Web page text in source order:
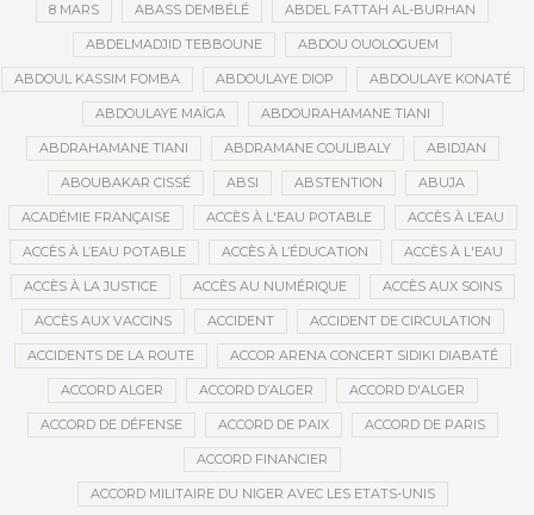
8 MARS ABASS DEMBÉLÉ ABDEL FATTAH AL-BURHAN
ABDELMADJID TEBBOUNE ABDOU OUOLOGUEM
ABDOUL KASSIM FOMBA ABDOULAYE DIOP ABDOULAYE KONATÉ
ABDOULAYE MAÏGA ABDOURAHAMANE TIANI
ABDRAHAMANE TIANI ABDRAMANE COULIBALY ABIDJAN
ABOUBAKAR CISSÉ ABSI ABSTENTION ABUJA
ACADÉMIE FRANÇAISE ACCÈS À L'EAU POTABLE ACCÈS À L’EAU
ACCÈS À L’EAU POTABLE ACCÈS À L’ÉDUCATION ACCÈS À L'EAU
ACCÈS À LA JUSTICE ACCÈS AU NUMÉRIQUE ACCÈS AUX SOINS
ACCÈS AUX VACCINS ACCIDENT ACCIDENT DE CIRCULATION
ACCIDENTS DE LA ROUTE ACCOR ARENA CONCERT SIDIKI DIABATÉ
ACCORD ALGER ACCORD D’ALGER ACCORD D'ALGER
ACCORD DE DÉFENSE ACCORD DE PAIX ACCORD DE PARIS
ACCORD FINANCIER
ACCORD MILITAIRE DU NIGER AVEC LES ETATS-UNIS